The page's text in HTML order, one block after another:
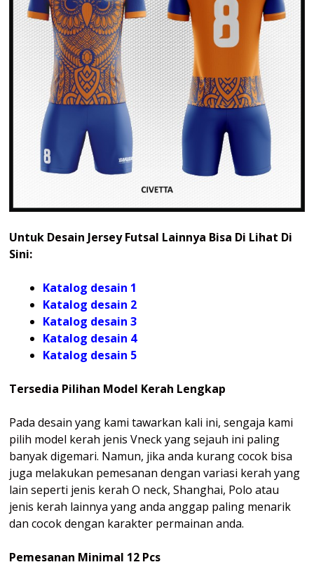
Untuk Desain Jersey Futsal Lainnya Bisa Di Lihat Di
Sini:
Katalog desain 1
Katalog desain 2
Katalog desain 3
Katalog desain 4
Katalog desain 5
Tersedia Pilihan Model Kerah Lengkap
Pada desain yang kami tawarkan kali ini, sengaja kami
pilih model kerah jenis Vneck yang sejauh ini paling
banyak digemari. Namun, jika anda kurang cocok bisa
juga melakukan pemesanan dengan variasi kerah yang
lain seperti jenis kerah O neck, Shanghai, Polo atau
jenis kerah lainnya yang anda anggap paling menarik
dan cocok dengan karakter permainan anda.
Pemesanan Minimal 12 Pcs